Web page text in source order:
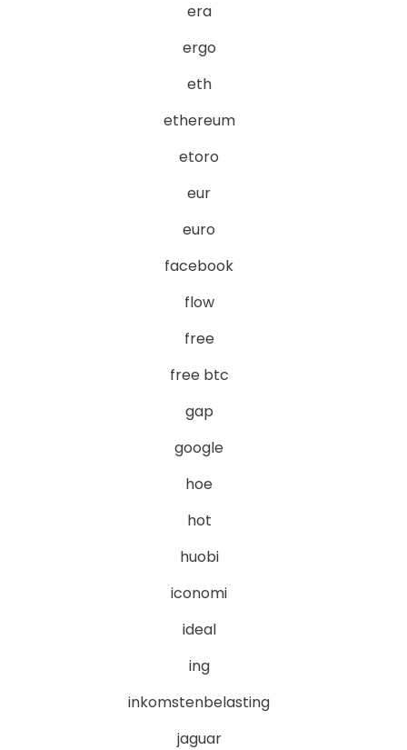
era
ergo
eth
ethereum
etoro
eur
euro
facebook
flow
free
free btc
gap
google
hoe
hot
huobi
iconomi
ideal
ing
inkomstenbelasting
jaguar